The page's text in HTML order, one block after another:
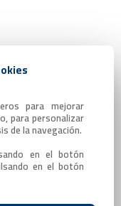
para mejorar
para personalizar
de la navegación.
en el botón
en el botón